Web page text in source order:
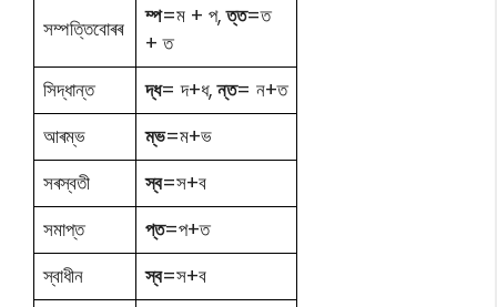
সম্পত্তিবোৰৰ ম্প=ম + প,ত্ত=ত
+ ত
সিদ্ধান্ত
দ্ধ= দ+ধ,ন্ত= ন+ত
আৰম্ভ
ম্ভ=ম+ভ
সৰস্বতী
স্ব=স+ব
সমাপ্ত
প্ত=প+ত
স্বাধীন
স্ব=স+ব